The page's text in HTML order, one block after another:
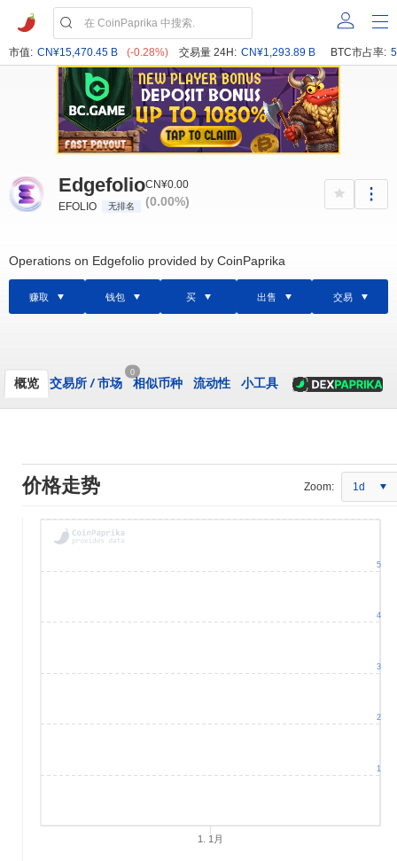
市值: CN¥15,470.45 B (-0.28%) 交易量 24H: CN¥1,293.89 B BTC市占率:
Edgefolio
EFOLIO 无排名
CN¥0.00
(0.00%)
Operations on Edgefolio provided by CoinPaprika
赚取 钱包 买 出售 交易
概览 交易所 /市场
0
相似币种 流动性 小工具
价格走势 Zoom: 1d
1. 1月
1
2
3
4
5